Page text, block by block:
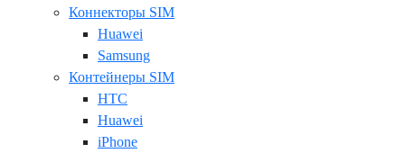
Коннекторы SIM
Huawei
Samsung
Контейнеры SIM
HTC
Huawei
iPhone